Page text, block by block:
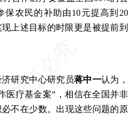
保农民的补助由10元提高到20
上述目标的时限更是被提前到
研究中心研究员蒋中一认为，
医疗基金案”，相信在全国并非
不在少数。出现这些问题的原